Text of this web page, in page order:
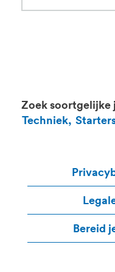
Zoek soortgelijke
Techniek,
Bereid